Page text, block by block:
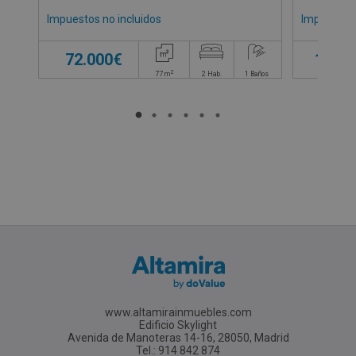
Impuestos no incluidos
72.000€
77 m2 2 Hab. 1 Baños
www.altamirainmuebles.com
Edificio Skylight
Avenida de Manoteras 14-16, 28050, Madrid
Tel.: 914 842 874